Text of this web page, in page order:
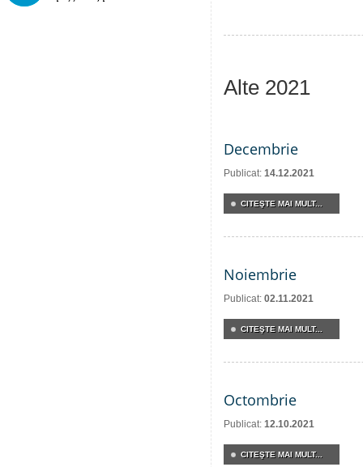
Alte 2021
Decembrie
Publicat: 14.12.2021
CITEŞTE MAI MULT...
Noiembrie
Publicat: 02.11.2021
CITEŞTE MAI MULT...
Octombrie
Publicat: 12.10.2021
CITEŞTE MAI MULT...